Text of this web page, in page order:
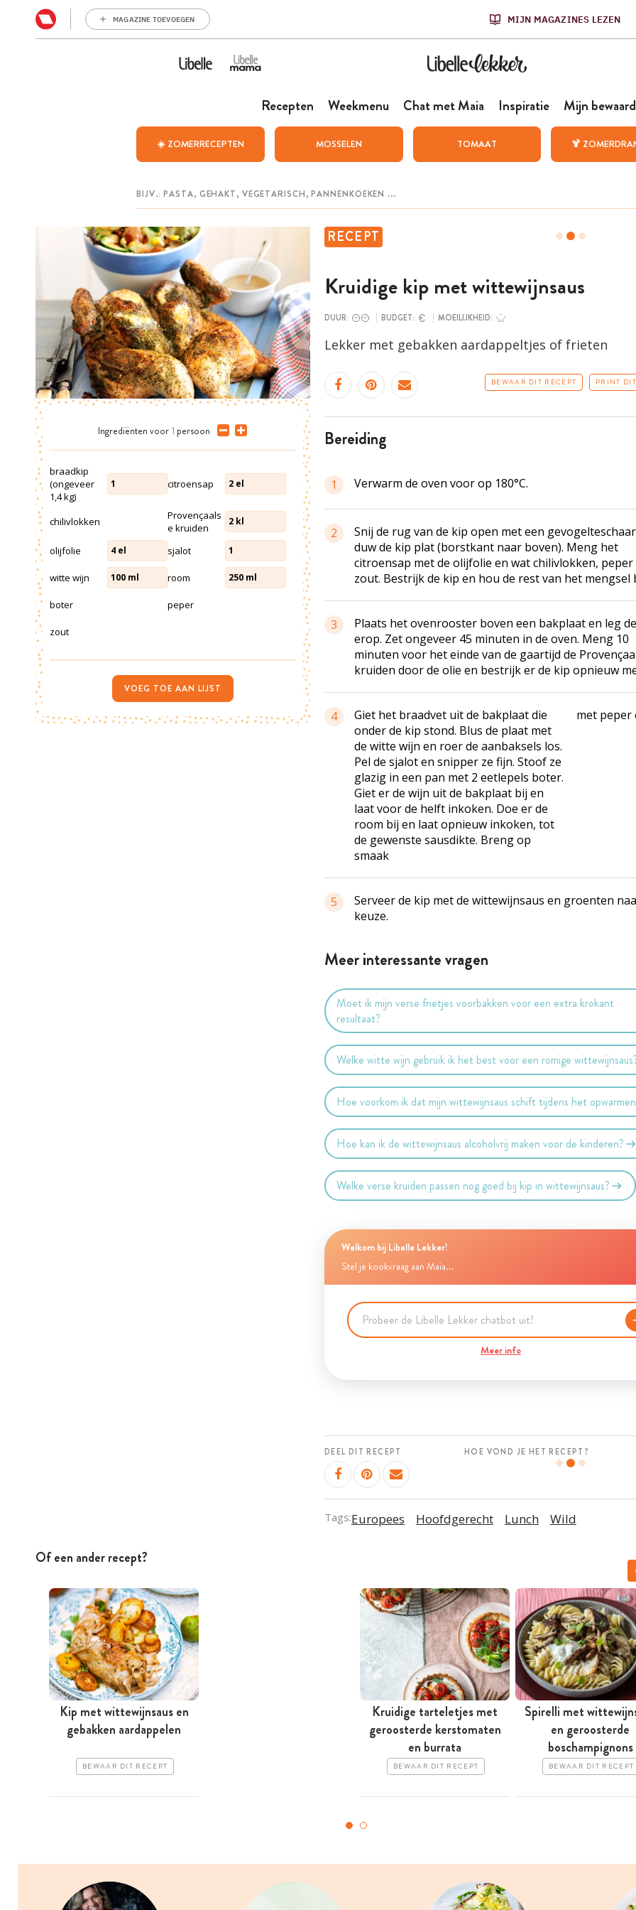
MAGAZINE TOEVOEGEN MIJN MAGAZINES LEZEN
Recepten Weekmenu Chat met Maia Inspiratie Mijn
☀️ ZOMERRECEPTEN MOSSELEN TOMAAT 🍹
RECEPT
Kruidige kip met wittewijnsaus
DUUR: BUDGET: MOEILIJKHEID:
Lekker met gebakken aardappeltjes of frieten
BEWAAR DIT RECEPT PRINT
bereiding
1 Verwarm de oven voor op 180°C.
2
Snij de rug van de kip open met een
duw de kip plat (borstkant naar boven). Meng het
citroensap met de olijfolie en wat chilivlokken, peper
zout. Bestrijk de kip en hou de rest van het mengsel
3
Plaats het ovenrooster boven een bakplaat en leg
erop. Zet ongeveer 45 minuten in de oven. Meng 10
minuten voor het einde van de gaartijd de
kruiden door de olie en bestrijk er de kip opnieuw
4
Giet het braadvet uit de bakplaat die
onder de kip stond. Blus de plaat met
de witte wijn en roer de aanbaksels los.
Pel de sjalot en snipper ze fijn. Stoof ze
glazig in een pan met 2 eetlepels boter.
Giet er de wijn uit de bakplaat bij en
laat voor de helft inkoken. Doe er de
room bij en laat opnieuw inkoken, tot
de gewenste sausdikte. Breng op
smaak
met peper
5
Serveer de kip met de wittewijnsaus en groenten
keuze.
Meer interessante vragen
Moet ik mijn verse frietjes voorbakken voor een extra krokant
resultaat?
Welke witte wijn gebruik ik het best voor een romige
Hoe voorkom ik dat mijn wittewijnsaus schift tijdens het
Hoe kan ik de wittewijnsaus alcoholvrij maken voor de kinderen?
Welke verse kruiden passen nog goed bij kip in wittewijnsaus?
Welkom bij Libelle Lekker!
Stel je kookvraag aan Maia...
Meer info
DEEL DIT RECEPT HOE VOND JE HET RECEPT?
Tags:Europees Hoofdgerecht Lunch Wild
Ingrediënten voor 1 persoon
braadkip
(ongeveer
1,4 kg)
1 citroensap 2 el
chilivlokken
Provençaals
e kruiden
2 kl
olijfolie 4 el sjalot 1
witte wijn 100 ml room 250 ml
boter peper
zout
VOEG TOE AAN LIJST
Of een ander recept?
Kip met wittewijnsaus en
gebakken aardappelen
BEWAAR DIT RECEPT
Kruidige tarteletjes met
geroosterde kerstomaten
en burrata
BEWAAR DIT RECEPT
Spirelli met
en geroosterde
boschampignons
BEWAAR DIT RECEPT